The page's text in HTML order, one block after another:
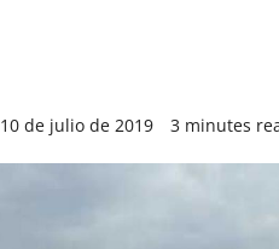
10 de julio de 2019 3 minutes